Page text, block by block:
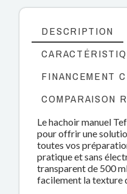
DESCRIPTION
FINANCEMENT
COMPARAISON
Le hachoir manuel
pour offrir une
toutes vos
pratique et sans
transparent de 500
facilement la texture